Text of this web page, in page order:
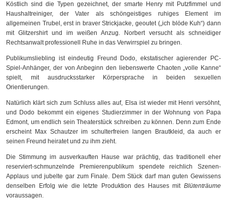
Köstlich sind die Typen gezeichnet, der smarte Henry mit Putzfimmel und
Haushaltreiniger, der Vater als schöngeistiges ruhiges Element im
allgemeinen Trubel, erst in braver Strickjacke, geoutet („ich blöde Kuh“) dann
mit Glitzershirt und im weißen Anzug. Norbert versucht als schneidiger
Rechtsanwalt professionell Ruhe in das Verwirrspiel zu bringen.
Publikumsliebling ist eindeutig Freund Dodo, ekstatischer agierender PC-
Spiel-Anhänger, der von Anbeginn den liebenswerte Chaoten „volle Kanne“
spielt, mit ausdrucksstarker Körpersprache in beiden sexuellen
Orientierungen.
Natürlich klärt sich zum Schluss alles auf, Elsa ist wieder mit Henri versöhnt,
und Dodo bekommt ein eigenes Studierzimmer in der Wohnung von Papa
Edmont, um endlich sein Theaterstück schreiben zu können. Denn zum Ende
erscheint Max Schautzer im schulterfreien langen Brautkleid, da auch er
seinen Freund heiratet und zu ihm zieht.
Die Stimmung im ausverkauften Hause war prächtig, das traditionell eher
reserviert-schmunzelnde Premierenpublikum spendete reichlich Szenen-
Applaus und jubelte gar zum Finale. Dem Stück darf man guten Gewissens
denselben Erfolg wie die letzte Produktion des Hauses mit Blütenträume
voraussagen.